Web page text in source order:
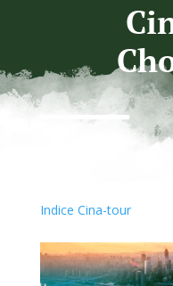
Indice Cina-tour